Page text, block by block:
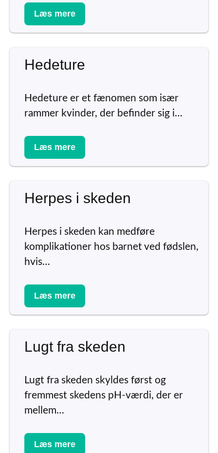
Læs mere
Hedeture
Hedeture er et fænomen som især
rammer kvinder, der befinder sig i…
Læs mere
Herpes i skeden
Herpes i skeden kan medføre
komplikationer hos barnet ved fødslen,
hvis…
Læs mere
Lugt fra skeden
Lugt fra skeden skyldes først og
fremmest skedens pH-værdi, der er
mellem…
Læs mere